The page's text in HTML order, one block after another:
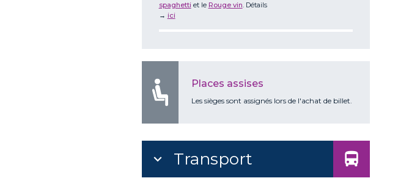
spaghetti etle Rouge vin. Détails
→ ici
Places assises
Les sièges sont assignés lors de l'achat de billet.
Transport